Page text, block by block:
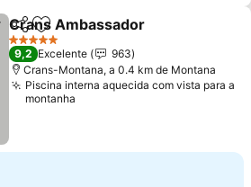
PartilharAdicionar aos favoritos
Crans Ambassador
5 Estrelas
9,2 Excelente
963
Crans-Montana, a 0.4 km de Montana
Piscina interna aquecida com vista para a
montanha